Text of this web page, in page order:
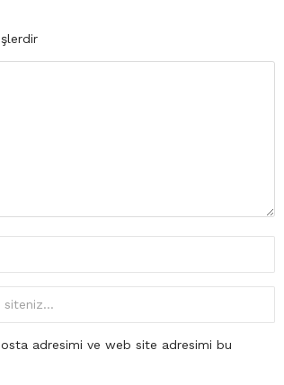
adresimi ve web site adresimi bu